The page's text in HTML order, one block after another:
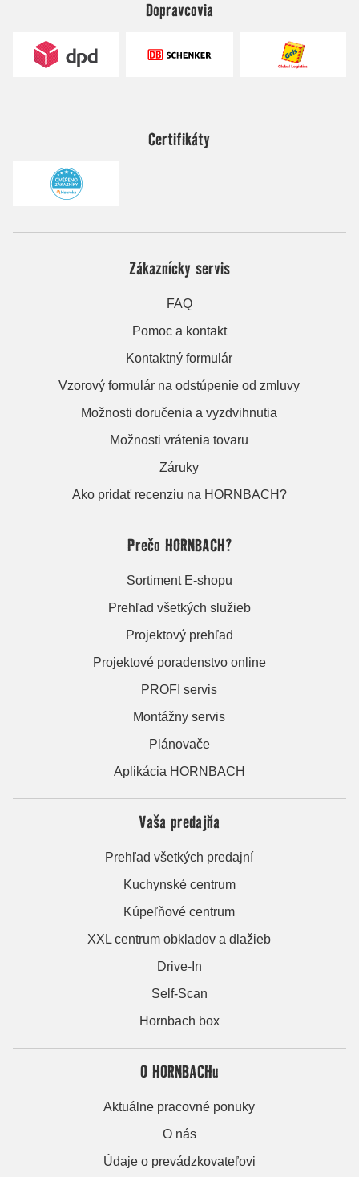
Dopravcovia
Certifikáty
Zákaznícky servis
FAQ
Pomoc a kontakt
Kontaktný formulár
Vzorový formulár na odstúpenie od zmluvy
Možnosti doručenia a vyzdvihnutia
Možnosti vrátenia tovaru
Záruky
Ako pridať recenziu na HORNBACH?
Prečo HORNBACH?
Sortiment E-shopu
Prehľad všetkých služieb
Projektový prehľad
Projektové poradenstvo online
PROFI servis
Montážny servis
Plánovače
Aplikácia HORNBACH
Vaša predajňa
Prehľad všetkých predajní
Kuchynské centrum
Kúpeľňové centrum
XXL centrum obkladov a dlažieb
Drive-In
Self-Scan
Hornbach box
O HORNBACHu
Aktuálne pracovné ponuky
O nás
Údaje o prevádzkovateľovi